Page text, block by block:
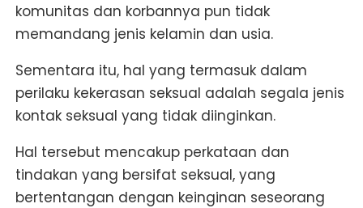
komunitas dan korbannya pun tidak
memandang jenis kelamin dan usia.
Sementara itu, hal yang termasuk dalam
perilaku kekerasan seksual adalah segala jenis
kontak seksual yang tidak diinginkan.
Hal tersebut mencakup perkataan dan
tindakan yang bersifat seksual, yang
bertentangan dengan keinginan seseorang